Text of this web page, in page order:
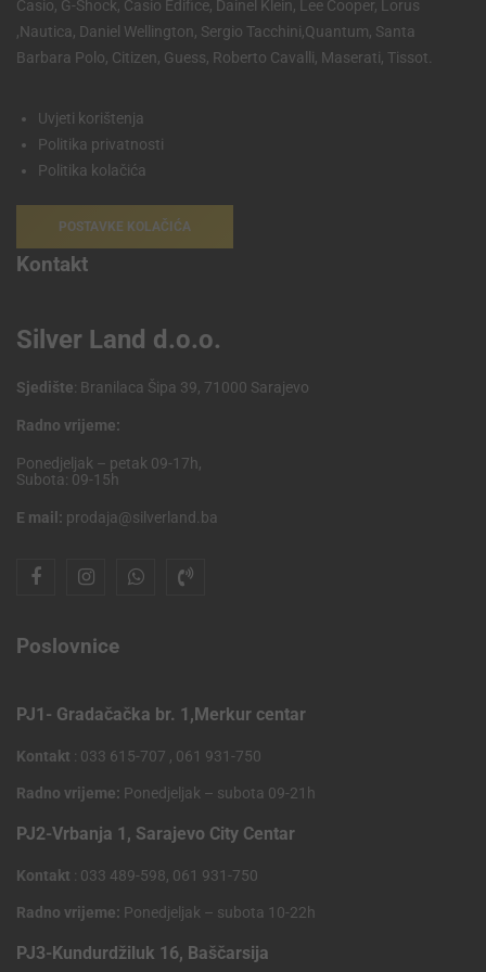
Casio, G-Shock, Casio Edifice, Dainel Klein, Lee Cooper, Lorus
,Nautica, Daniel Wellington, Sergio Tacchini,Quantum, Santa
Barbara Polo, Citizen, Guess, Roberto Cavalli, Maserati, Tissot.
Uvjeti korištenja
Politika privatnosti
Politika kolačića
POSTAVKE KOLAČIĆA
Kontakt
Silver Land d.o.o.
Sjedište: Branilaca Šipa 39, 71000 Sarajevo
Radno vrijeme:
Ponedjeljak – petak 09-17h,
Subota: 09-15h
E mail: prodaja@silverland.ba
Poslovnice
PJ1- Gradačačka br. 1,Merkur centar
Kontakt : 033 615-707 , 061 931-750
Radno vrijeme: Ponedjeljak – subota 09-21h
PJ2-Vrbanja 1, Sarajevo City Centar
Kontakt : 033 489-598, 061 931-750
Radno vrijeme: Ponedjeljak – subota 10-22h
PJ3-Kundurdžiluk 16, Baščarsija